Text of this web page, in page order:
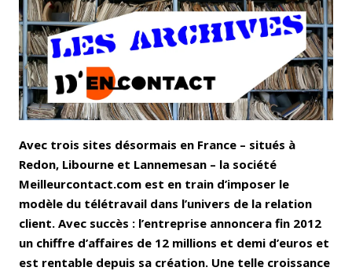
Email Facebook LinkedIn
Bluesky Whatsapp
Avec trois sites désormais en France – situés à
Redon, Libourne et Lannemesan – la société
Meilleurcontact.com est en train d’imposer le
modèle du télétravail dans l’univers de la relation
client. Avec succès : l’entreprise annoncera fin 2012
un chiffre d’affaires de 12 millions et demi d’euros et
est rentable depuis sa création. Une telle croissance